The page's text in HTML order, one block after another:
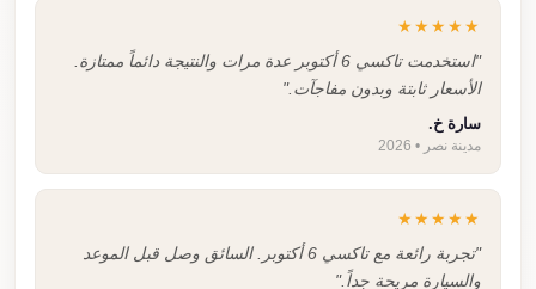
★★★★★
"استخدمت تاكسي 6 أكتوبر عدة مرات والنتيجة دائماً ممتازة.
الأسعار ثابتة وبدون مفاجآت."
سارة خ.
مدينة نصر • 2026
★★★★★
"تجربة رائعة مع تاكسي 6 أكتوبر. السائق وصل قبل الموعد
والسيارة مريحة جداً."